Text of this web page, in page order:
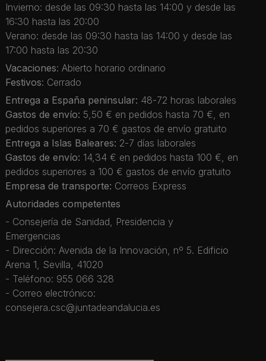
Invierno: desde las 09:30 hasta las 14:00 y desde las
16:30 hasta las 20:00
Verano: desde las 09:30 hasta las 14:00 y desde las
17:00 hasta las 20:30
Vacaciones: Abierto horario ordinario
Festivos: Cerrado
Entrega a España peninsular: 48-72 horas laborales
Gastos de envío: 5,50 € en pedidos hasta 70 €, en
pedidos superiores a 70 € gastos de envío gratuito
Entrega a Islas Baleares: 2-7 días laborales
Gastos de envío: 14,34 € en pedidos hasta 100 €, en
pedidos superiores a 100 € gastos de envío gratuito
Empresa de transporte: Correos Express
Autoridades competentes
- Consejería de Sanidad, Presidencia y
Emergencias
- Dirección: Avenida de la Innovación, nº 5. Edificio
Arena 1, Sevilla, 41020
- Teléfono: 955 066 328
- Correo electrónico:
consejera.csc@juntadeandalucia.es